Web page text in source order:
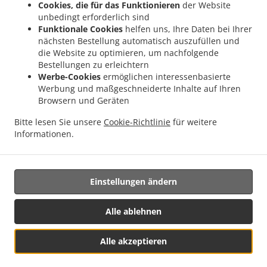
Cookies, die für das Funktionieren der Website
unbedingt erforderlich sind
Funktionale Cookies helfen uns, Ihre Daten bei Ihrer
nächsten Bestellung automatisch auszufüllen und
die Website zu optimieren, um nachfolgende
Bestellungen zu erleichtern
Werbe-Cookies ermöglichen interessenbasierte
Werbung und maßgeschneiderte Inhalte auf Ihren
Browsern und Geräten
Bitte lesen Sie unsere Cookie-Richtlinie für weitere
Informationen.
Alle akzeptieren
Alle ablehnen
Einstellungen ändern
Lieferservice Iserlohn Stübbeken
.
Lieferservice Iserlohn Grürmannsheide
Pizza Lieferservice Iserlohn Hörde
Pizza
Lieferservice Iserlohn Hennen
. Pizza Lieferservice Iserlohn Genna .
Lieferservice Iserlohn Letmathe . Pizza Lieferservice Iserlohn Hohenlimburg
.
Lieferservice Holzwickede Aplerbeck
Pizza Lieferservice Holzwickede Hengserholz
Pizza Lieferservice Holzwickede Rheinen
Heide
Pizza Lieferservice Holzwickede .